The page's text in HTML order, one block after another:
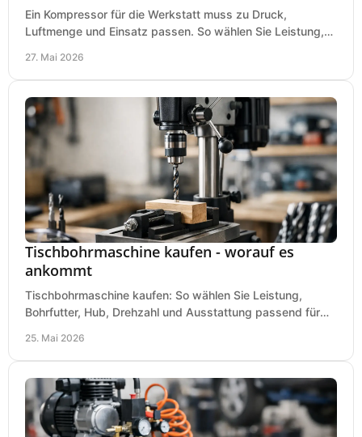
Ein Kompressor für die Werkstatt muss zu Druck,
Luftmenge und Einsatz passen. So wählen Sie Leistung,
27. Mai 2026
Tischbohrmaschine kaufen - worauf es
ankommt
Tischbohrmaschine kaufen: So wählen Sie Leistung,
Bohrfutter, Hub, Drehzahl und Ausstattung passend für
25. Mai 2026